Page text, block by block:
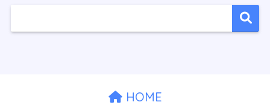
HOME